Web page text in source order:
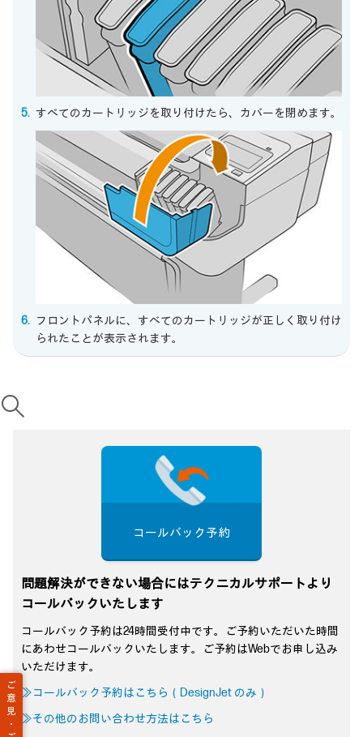
すべてのカートリッジを取り付けたら、カバーを閉めます。
フロントパネルに、すべてのカートリッジが正しく取り付け
られたことが表示されます。
ご
意
見
・
コールバック予約
問題解決ができない場合にはテクニカルサポートより
コールバックいたします
コールバック予約は24時間受付中です。ご予約いただいた時間
にあわせコールバックいたします。ご予約はWebでお申し込み
いただけます。
≫コールバック予約はこちら（DesignJet のみ）
≫その他のお問い合わせ方法はこちら